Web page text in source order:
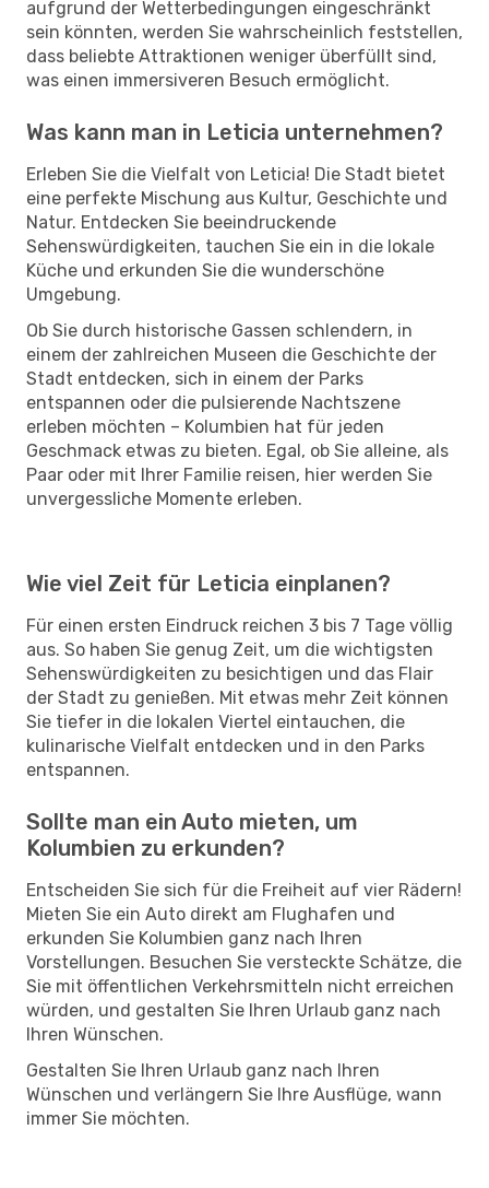
aufgrund der Wetterbedingungen eingeschränkt
sein könnten, werden Sie wahrscheinlich feststellen,
dass beliebte Attraktionen weniger überfüllt sind,
was einen immersiveren Besuch ermöglicht.
Was kann man in Leticia unternehmen?
Erleben Sie die Vielfalt von Leticia! Die Stadt bietet
eine perfekte Mischung aus Kultur, Geschichte und
Natur. Entdecken Sie beeindruckende
Sehenswürdigkeiten, tauchen Sie ein in die lokale
Küche und erkunden Sie die wunderschöne
Umgebung.
Ob Sie durch historische Gassen schlendern, in
einem der zahlreichen Museen die Geschichte der
Stadt entdecken, sich in einem der Parks
entspannen oder die pulsierende Nachtszene
erleben möchten – Kolumbien hat für jeden
Geschmack etwas zu bieten. Egal, ob Sie alleine, als
Paar oder mit Ihrer Familie reisen, hier werden Sie
unvergessliche Momente erleben.
Wie viel Zeit für Leticia einplanen?
Für einen ersten Eindruck reichen 3 bis 7 Tage völlig
aus. So haben Sie genug Zeit, um die wichtigsten
Sehenswürdigkeiten zu besichtigen und das Flair
der Stadt zu genießen. Mit etwas mehr Zeit können
Sie tiefer in die lokalen Viertel eintauchen, die
kulinarische Vielfalt entdecken und in den Parks
entspannen.
Sollte man ein Auto mieten, um
Kolumbien zu erkunden?
Entscheiden Sie sich für die Freiheit auf vier Rädern!
Mieten Sie ein Auto direkt am Flughafen und
erkunden Sie Kolumbien ganz nach Ihren
Vorstellungen. Besuchen Sie versteckte Schätze, die
Sie mit öffentlichen Verkehrsmitteln nicht erreichen
würden, und gestalten Sie Ihren Urlaub ganz nach
Ihren Wünschen.
Gestalten Sie Ihren Urlaub ganz nach Ihren
Wünschen und verlängern Sie Ihre Ausflüge, wann
immer Sie möchten.